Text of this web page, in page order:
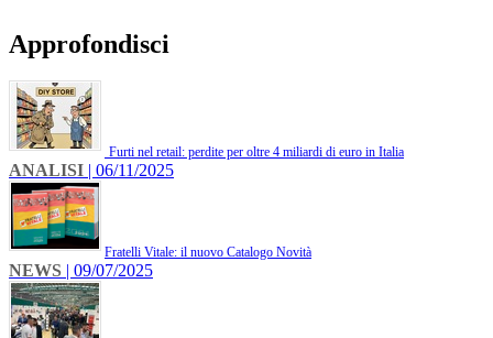
Approfondisci
Furti nel retail: perdite per oltre 4 miliardi di euro in Italia
ANALISI | 06/11/2025
​Fratelli Vitale: il nuovo Catalogo Novità
NEWS | 09/07/2025